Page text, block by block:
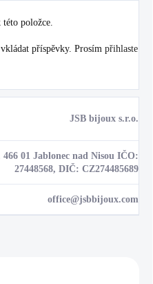
položce.
příspěvky. Prosím přihlaste
JSB bijoux s.r.o.
466 01 Jablonec nad Nisou IČO:
27448568, DIČ: CZ274485689
office@jsbbijoux.com